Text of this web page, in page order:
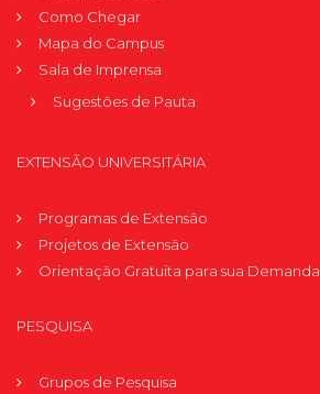
Como Chegar
Mapa do Campus
Sala de Imprensa
Sugestões de Pauta
EXTENSÃO UNIVERSITÁRIA
Programas de Extensão
Projetos de Extensão
Orientação Gratuita para sua Demanda
PESQUISA
Grupos de Pesquisa